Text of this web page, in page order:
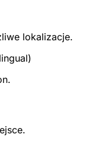
lokalizacje.